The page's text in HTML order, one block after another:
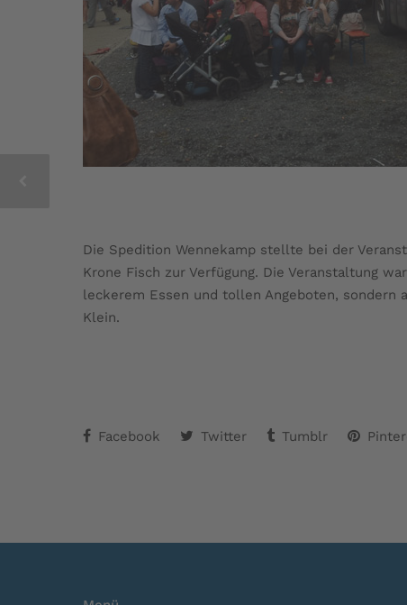
Die Spedition Wennekamp stellte bei der
Krone Fisch zur Verfügung. Die Veranstaltung
leckerem Essen und tollen Angeboten, sondern
Klein.
Facebook Twitter Tumblr